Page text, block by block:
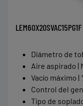
LEM60X20SVAC15PG1F
Diámetro de
Aire aspirado |
Vacío máximo |
Control del
Tipo de